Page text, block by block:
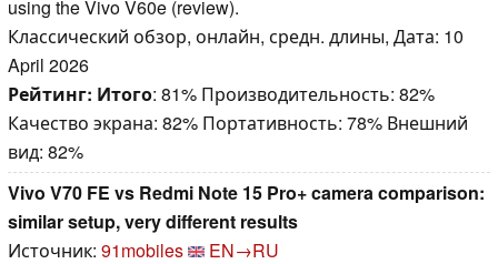
using the Vivo V60e (review).
Классический обзор, онлайн, средн. длины, Дата: 10
April 2026
Рейтинг: Итого: 81% Производительность: 82%
Качество экрана: 82% Портативность: 78% Внешний
вид: 82%
Vivo V70 FE vs Redmi Note 15 Pro+ camera comparison:
similar setup, very different results
Источник: 91mobiles
EN→RU